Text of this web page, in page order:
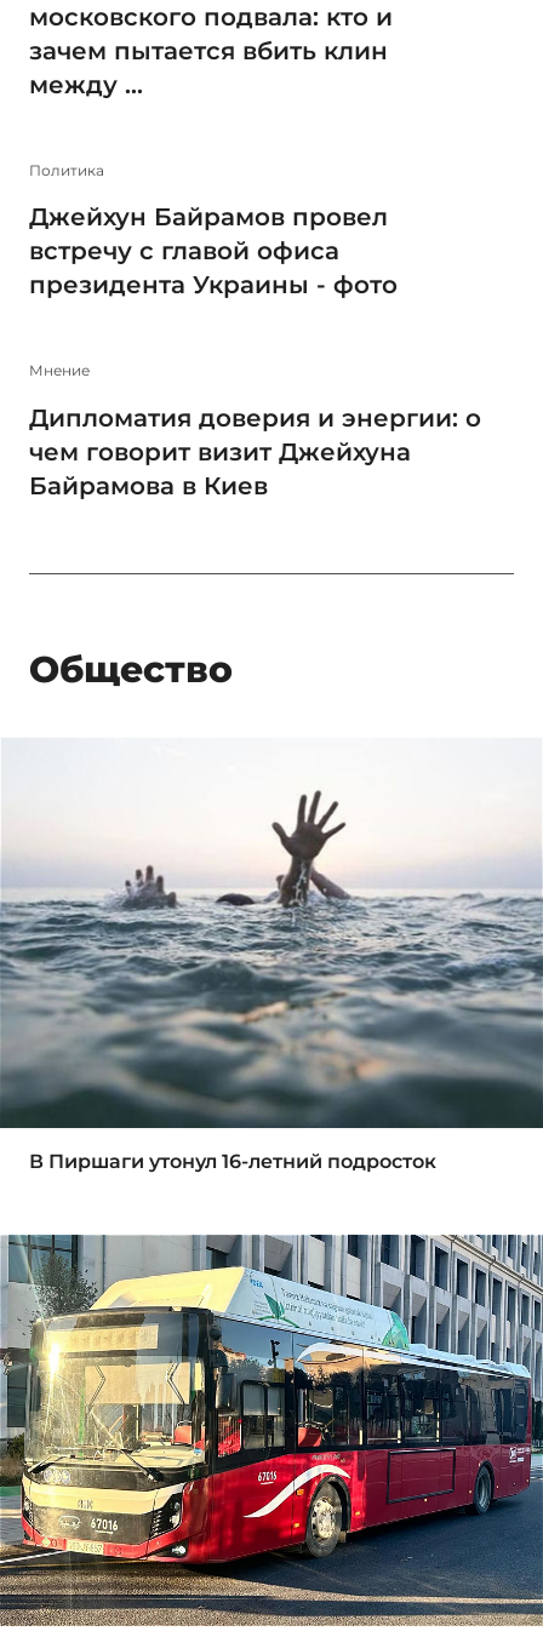
московского подвала: кто и
зачем пытается вбить клин
между ...
Политика
Джейхун Байрамов провел
встречу с главой офиса
президента Украины - фото
Мнение
Дипломатия доверия и энергии: о
чем говорит визит Джейхуна
Байрамова в Киев
Общество
В Пиршаги утонул 16-летний подросток